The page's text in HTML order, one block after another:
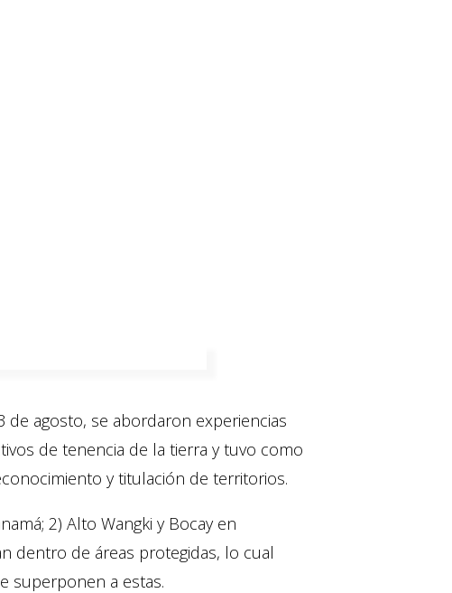
de agosto, se abordaron experiencias
de tenencia de la tierra y tuvo como
y titulación de territorios.
2) Alto Wangki y Bocay en
dentro de áreas protegidas, lo cual
superponen a estas.